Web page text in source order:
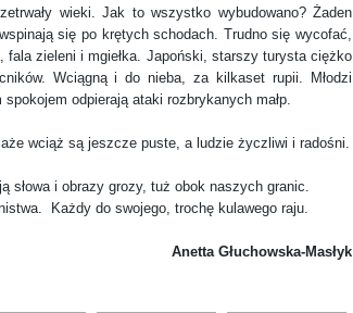
wieki. Jak to wszystko wybudowano? Żaden
się po krętych schodach. Trudno się wycofać,
fala zieleni i mgiełka. Japoński, starszy turysta ciężko
Wciągną i do nieba, za kilkaset rupii. Młodzi
odpierają ataki rozbrykanych małp.
wciąż są jeszcze puste, a ludzie życzliwi i radośni.
słowa i obrazy grozy, tuż obok naszych granic.
Każdy do swojego, trochę kulawego raju.
Anetta Głuchowska-Masłyk